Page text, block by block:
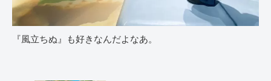
『風立ちぬ』も好きなんだよなあ。